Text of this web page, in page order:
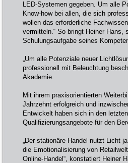
LED-Systemen gegeben. Um alle
Know-how bei allen, die sich
wollen das erforderliche
vermitteln.“ So bringt Heiner Hans,
Schulungsaufgabe seines
„Um alle Potenziale neuer
professionell mit Beleuchtung
Akademie.
Mit ihrem praxisorientierten
Jahrzehnt erfolgreich und
Entwickelt haben sich in den
Qualifizierungsangebote für den
„Der stationäre Handel nutzt Licht
die Emotionalisierung von
Online-Handel“, konstatiert Heiner